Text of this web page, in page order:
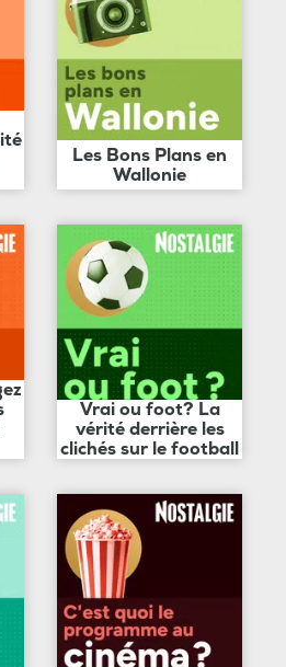
Les Bons Plans en
Wallonie
Vrai ou foot? La
vérité derrière les
clichés sur le football